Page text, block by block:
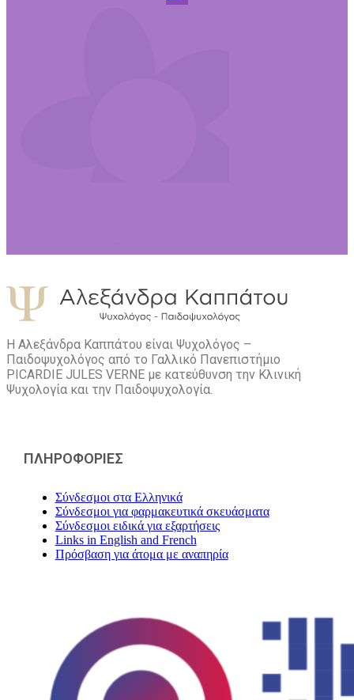
Η Αλεξάνδρα Καππάτου είναι Ψυχολόγος –
Παιδοψυχολόγος από το Γαλλικό Πανεπιστήμιο
PICARDIE JULES VERNE με κατεύθυνση την Kλινική
Ψυχολογία και την Παιδοψυχολογία.
ΠΛΗΡΟΦΟΡΙΕΣ
Σύνδεσμοι στα Ελληνικά
Σύνδεσμοι για φαρμακευτικά σκευάσματα
Σύνδεσμοι ειδικά για εξαρτήσεις
Links in English and French
Πρόσβαση για άτομα με αναπηρία